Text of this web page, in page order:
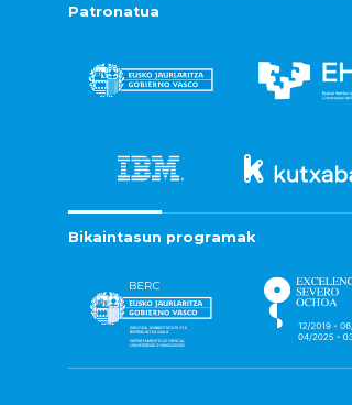
Patronatua
Bikaintasun programak